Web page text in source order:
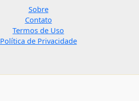
Sobre
Contato
Termos de Uso
Política de Privacidade